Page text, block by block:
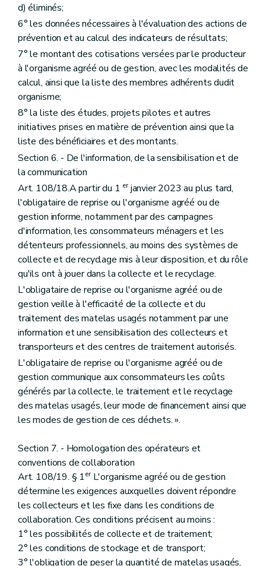
d) éliminés;
6° les données nécessaires à l'évaluation des actions de
prévention et au calcul des indicateurs de résultats;
7° le montant des cotisations versées par le producteur
à l'organisme agréé ou de gestion, avec les modalités de
calcul, ainsi que la liste des membres adhérents dudit
organisme;
8° la liste des études, projets pilotes et autres
initiatives prises en matière de prévention ainsi que la
liste des bénéficiaires et des montants.
Section 6. - De l'information, de la sensibilisation et de
la communication
Art. 108/18.A partir du 1 erjanvier 2023 au plus tard,
l'obligataire de reprise ou l'organisme agréé ou de
gestion informe, notamment par des campagnes
d'information, les consommateurs ménagers et les
détenteurs professionnels, au moins des systèmes de
collecte et de recyclage mis à leur disposition, et du rôle
qu'ils ont à jouer dans la collecte et le recyclage.
L'obligataire de reprise ou l'organisme agréé ou de
gestion veille à l'efficacité de la collecte et du
traitement des matelas usagés notamment par une
information et une sensibilisation des collecteurs et
transporteurs et des centres de traitement autorisés.
L'obligataire de reprise ou l'organisme agréé ou de
gestion communique aux consommateurs les coûts
générés par la collecte, le traitement et le recyclage
des matelas usagés, leur mode de financement ainsi que
les modes de gestion de ces déchets. ».
Section 7. - Homologation des opérateurs et
conventions de collaboration
Art. 108/19. § 1erL'organisme agréé ou de gestion
détermine les exigences auxquelles doivent répondre
les collecteurs et les fixe dans les conditions de
collaboration. Ces conditions précisent au moins :
1° les possibilités de collecte et de traitement;
2° les conditions de stockage et de transport;
3° l'obligation de peser la quantité de matelas usagés,